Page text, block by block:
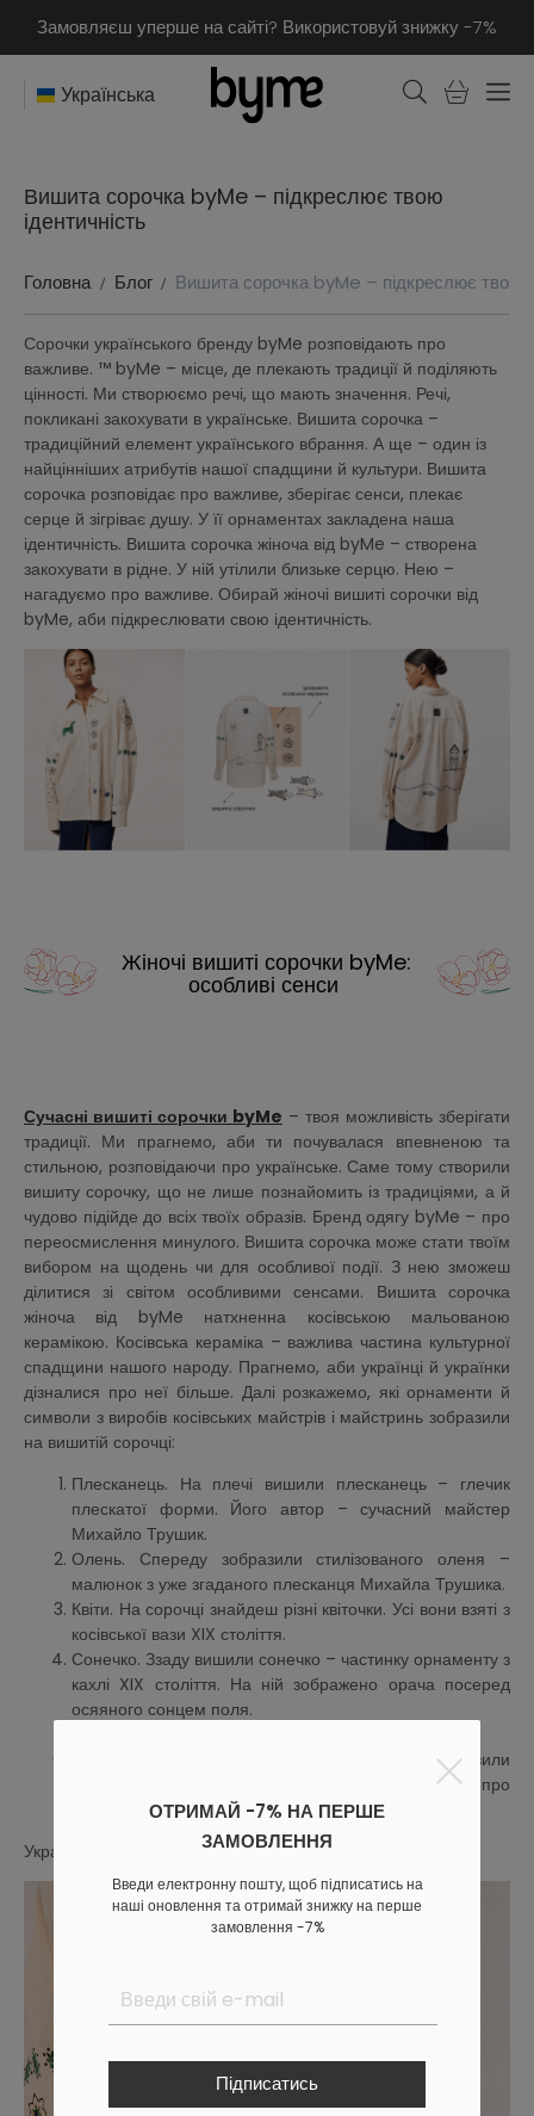
Замовляєш уперше на сайті? Використовуй знижку -7%
Українська
ОТРИМАЙ -7% НА ПЕРШЕ
ЗАМОВЛЕННЯ
Введи електронну пошту, щоб підписатись на
наші оновлення та отримай знижку на перше
замовлення -7%
Підписатись
Вишита сорочка byMe – підкреслює твою
ідентичність
Головна Блог Вишита сорочка byMe – підкреслює твою
Сорочки українського бренду byMe розповідають про
важливе. ™ byMe – місце, де плекають традиції й поділяють
цінності. Ми створюємо речі, що мають значення. Речі,
покликані закохувати в українське. Вишита сорочка –
традиційний елемент українського вбрання. А ще – один із
найцінніших атрибутів нашої спадщини й культури. Вишита
сорочка розповідає про важливе, зберігає сенси, плекає
серце й зігріває душу. У її орнаментах закладена наша
ідентичність. Вишита сорочка жіноча від byMe – створена
закохувати в рідне. У ній утілили близьке серцю. Нею –
нагадуємо про важливе. Обирай жіночі вишиті сорочки від
byMe, аби підкреслювати свою ідентичність.
Жіночі вишиті сорочки byMe:
особливі сенси
Сучасні вишиті сорочки byMe – твоя можливість зберігати
традиції. Ми прагнемо, аби ти почувалася впевненою та
стильною, розповідаючи про українське. Саме тому створили
вишиту сорочку, що не лише познайомить із традиціями, а й
чудово підійде до всіх твоїх образів. Бренд одягу byMe – про
переосмислення минулого. Вишита сорочка може стати твоїм
вибором на щодень чи для особливої події. З нею зможеш
ділитися зі світом особливими сенсами. Вишита сорочка
жіноча від byMe натхненна косівською мальованою
керамікою. Косівська кераміка – важлива частина культурної
спадщини нашого народу. Прагнемо, аби українці й українки
дізналися про неї більше. Далі розкажемо, які орнаменти й
символи з виробів косівських майстрів і майстринь зобразили
на вишитій сорочці:
Плесканець. На плечі вишили плесканець – глечик
плескатої форми. Його автор – сучасний майстер
Михайло Трушик.
Олень. Спереду зобразили стилізованого оленя –
малюнок з уже згаданого плесканця Михайла Трушика.
Квіти. На сорочці знайдеш різні квіточки. Усі вони взяті з
косівської вази XIX століття.
Сонечко. Ззаду вишили сонечко – частинку орнаменту з
кахлі XIX століття. На ній зображено орача посеред
осяяного сонцем поля.
Будинок. Ззаду ліворуч – навпроти серця – зобразили
будинок з тарелі XIX століття. Хочемо нагадати про
рідну домівку.
Український бренд byMe – плекаймо традиції разом.